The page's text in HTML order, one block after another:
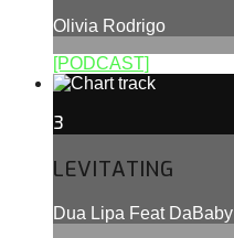
Olivia Rodrigo
[PODCAST]
3
LEVITATING
Dua Lipa Feat DaBaby